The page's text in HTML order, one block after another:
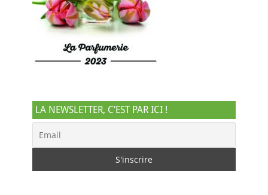
LA NEWSLETTER, C’EST PAR ICI !